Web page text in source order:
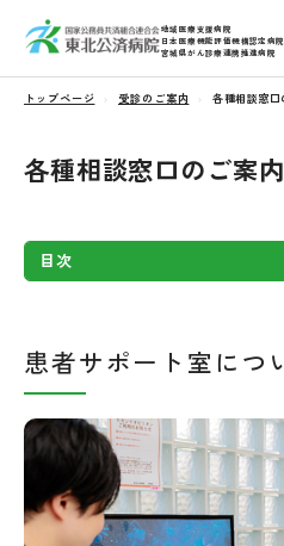
地域医療支援病院
日本医療機能評価機構認定病院
宮城県がん診療連携推進病院
トップページ 受診のご案内 各種相談窓口
各種相談窓口のご案内
目次
患者サポート室につ